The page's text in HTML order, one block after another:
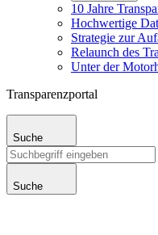
10 Jahre
Hochwertige
Strategie zur
Relaunch des
Unter der
Transparenzportal
Suche
Suche